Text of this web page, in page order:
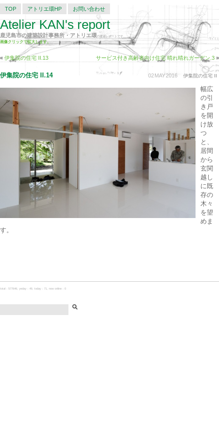
TOP アトリエ環HP お問い合わせ
Atelier KAN's report
鹿児島市の建築設計事務所・アトリエ環の建築レポートです。
画像クリックで拡大します。
« 伊集院の住宅 II.13 サービス付き高齢者向け住宅 晴れ晴れガーデン.3 »
02MAY2016 伊集院の住宅 II
伊集院の住宅 II.14
幅広
の引
き戸
を開
け放
つ
と、
居間
から
玄関
越し
に既
存の
木々
を望
めま
す。
total：577646, yeday：49, today：71, now online：0